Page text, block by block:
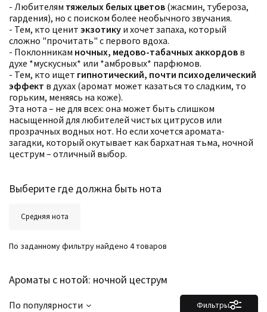
- Любителям тяжелых белых цветов (жасмин, тубероза,
гардения), но с поиском более необычного звучания.
- Тем, кто ценит экзотику и хочет запаха, который
сложно "прочитать" с первого вдоха.
- Поклонникам ночных, медово-табачных аккордов в
духе *мускусных* или *амбровых* парфюмов.
- Тем, кто ищет гипнотический, почти психоделический
эффект в духах (аромат может казаться то сладким, то
горьким, меняясь на коже).
Эта нота – не для всех: она может быть слишком
насыщенной для любителей чистых цитрусов или
прозрачных водных нот. Но если хочется аромата-
загадки, который окутывает как бархатная тьма, ночной
цеструм – отличный выбор.
Выберите где должна быть нота
Средняя нота
Ароматы с нотой: ночной цеструм
По заданному фильтру найдено 4 товаров
Фильтры
По популярности
Рейтинг
Количество оценок Сбросить
Цена Сбросить
Стойкость Сбросить
Аккорды
Семейство
Время года
Страна производитель